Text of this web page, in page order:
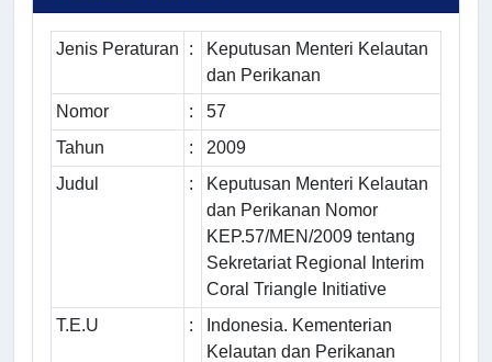
Jenis Peraturan :
Keputusan Menteri Kelautan
dan Perikanan
Nomor
:
57
Tahun
:
2009
Judul
:
Keputusan Menteri Kelautan
dan Perikanan Nomor
KEP.57/MEN/2009 tentang
Sekretariat Regional Interim
Coral Triangle Initiative
T.E.U
:
Indonesia. Kementerian
Kelautan dan Perikanan